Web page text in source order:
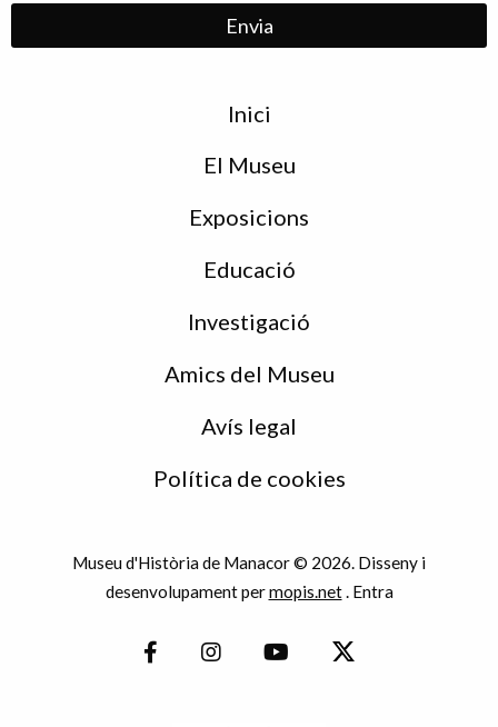
Inici
El Museu
Exposicions
Educació
Investigació
Amics del Museu
Avís legal
Política de cookies
Museu d'Història de Manacor © 2026. Disseny i
desenvolupament permopis.net Entra